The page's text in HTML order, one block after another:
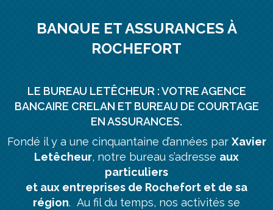
BANQUE ET ASSURANCES À
ROCHEFORT
LE BUREAU LETÊCHEUR : VOTRE AGENCE
BANCAIRE CRELAN ET BUREAU DE COURTAGE
EN ASSURANCES.
Fondé il y a une cinquantaine d’années par Xavier
Letêcheur, notre bureau s’adresse aux
particuliers
et aux entreprises de Rochefort et de sa
région. Au fil du temps, nos activités se